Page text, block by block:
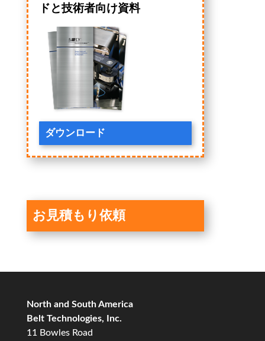
ドと技術者向け資料
ダウンロード
お見積もり依頼
North and South America
Belt Technologies, Inc.
11 Bowles Road